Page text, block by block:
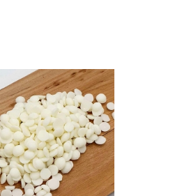
do koszyka